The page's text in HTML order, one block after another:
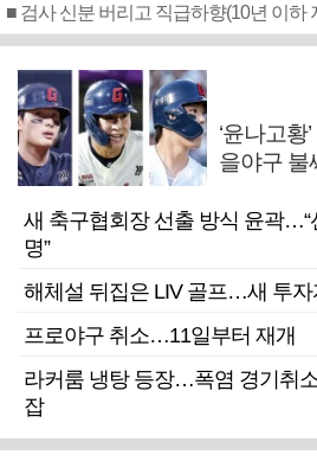
‘윤나고
을야구 불
새 축구협회장 선출 방식 윤곽
명”
해체설 뒤집은 LIV 골프…새 투자
프로야구 취소…11일부터 재개
라커룸 냉탕 등장…폭염 경기취
잡